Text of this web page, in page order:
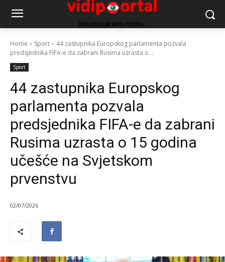
Home Sport
44 zastupnika Europskog parlamenta pozvala
predsjednika FIFA-e da zabrani Rusima uzrasta o...
Sport
44 zastupnika Europskog
parlamenta pozvala
predsjednika FIFA-e da zabrani
Rusima uzrasta o 15 godina
učešće na Svjetskom
prvenstvu
02/07/2026